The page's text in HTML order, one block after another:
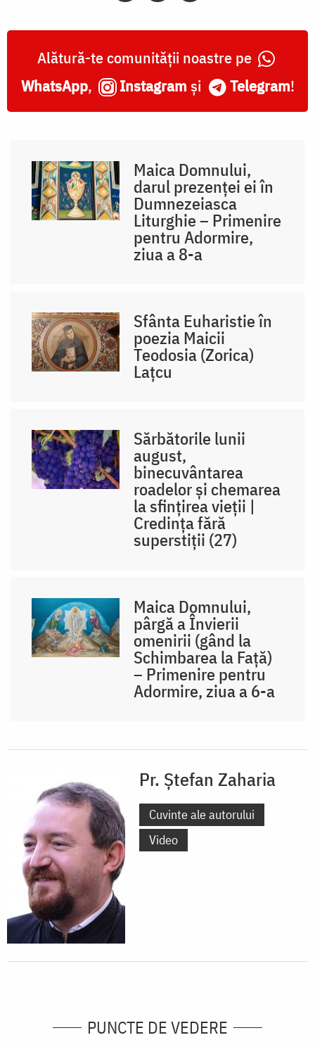
Alătură-te comunității noastre pe
WhatsApp, Instagram și Telegram!
Maica Domnului,
darul prezenței ei în
Dumnezeiasca
Liturghie – Primenire
pentru Adormire,
ziua a 8-a
Sfânta Euharistie în
poezia Maicii
Teodosia (Zorica)
Lațcu
Sărbătorile lunii
august,
binecuvântarea
roadelor și chemarea
la sfințirea vieții |
Credința fără
superstiții (27)
Maica Domnului,
pârgă a Învierii
omenirii (gând la
Schimbarea la Față)
– Primenire pentru
Adormire, ziua a 6-a
Pr. Ștefan Zaharia
Cuvinte ale autorului
Video
PUNCTE DE VEDERE